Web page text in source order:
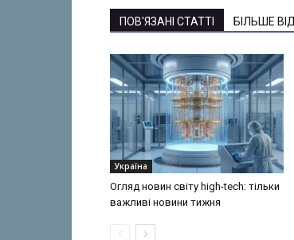
ПОВ'ЯЗАНІ СТАТТІ БІЛЬШЕ
Україна
Огляд новин світу high-tech: тільки
важливі новини тижня